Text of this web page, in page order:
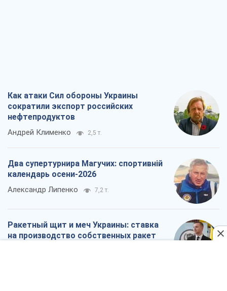
Как атаки Сил обороны Украины
сократили экспорт российских
нефтепродуктов
Андрей Клименко 2,5 т.
Два супертурнира Магучих: спортивній
календарь осени-2026
Александр Липенко 7,2 т.
Ракетный щит и меч Украины: ставка
на производство собственных ракет